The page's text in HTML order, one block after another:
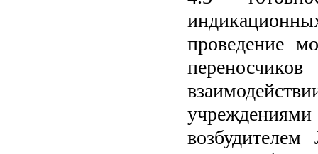
проведение